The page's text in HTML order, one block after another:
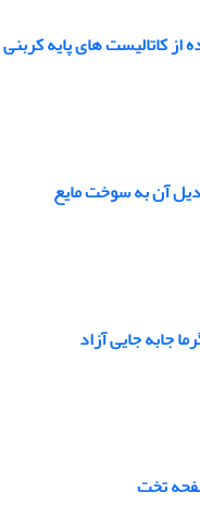
کاتالیست‌‌ های پایه کربنی
آن به سوخت مایع
جابه جایی آزاد
تخت